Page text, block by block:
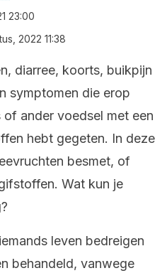
23:00
2022 11:38
diarree, koorts, buikpijn
symptomen die erop
ander voedsel met een
hebt gegeten. In deze
besmet, of
Wat kun je
leven bedreigen
behandeld, vanwege